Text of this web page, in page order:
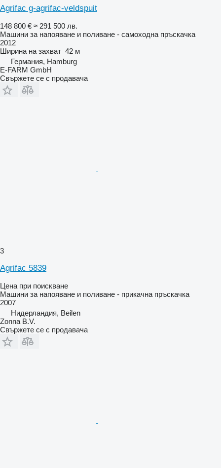
Agrifac g-agrifac-veldspuit
148 800 € ≈ 291 500 лв.
Машини за напояване и поливане - самоходна пръскачка
2012
Ширина на захват 42 м
Германия, Hamburg
E-FARM GmbH
Свържете се с продавача
3
Agrifac 5839
Цена при поискване
Машини за напояване и поливане - прикачна пръскачка
2007
Нидерландия, Beilen
Zonna B.V.
Свържете се с продавача